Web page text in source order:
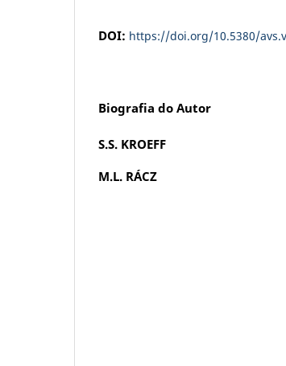
DOI: https://doi.org/10.5380/
Biografia do Autor
S.S. KROEFF
M.L. RÁCZ